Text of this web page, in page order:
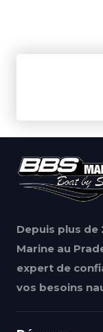
Depuis plus de
Marine au
expert de
vos besoins